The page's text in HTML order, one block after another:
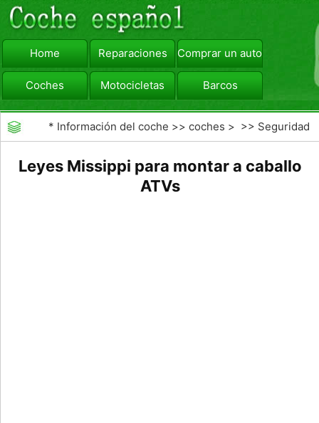
Home Reparaciones Comprar un automóvil
Coches Motocicletas Barcos
viajar Camiones
* Información del coche >>coches > >> Seguridad
Leyes Missippi para montar a caballo
ATVs